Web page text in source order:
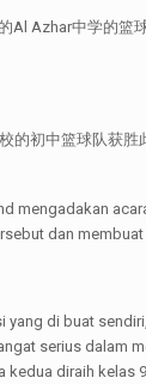
Azhar中学的
初中篮球队获
mengadakan
dan
di buat
serius dalam
diraih